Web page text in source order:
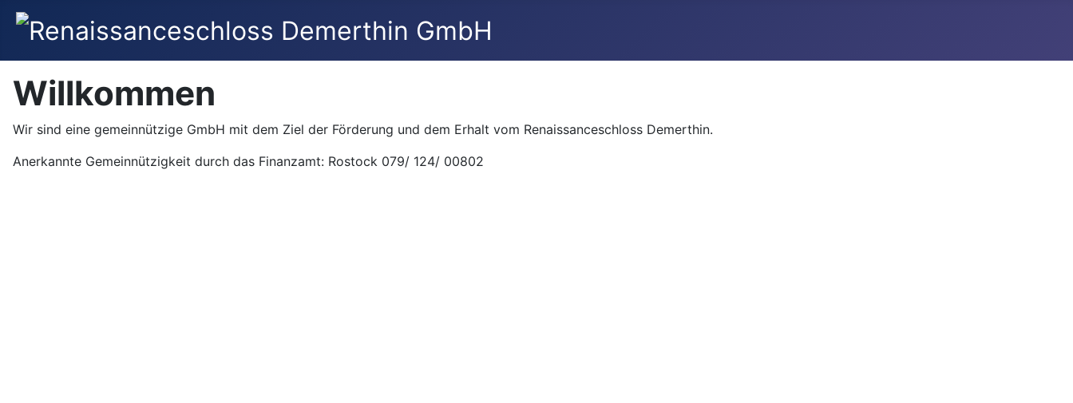
Willkommen
Wir sind eine gemeinnützige GmbH mit dem Ziel der Förderung und dem Erhalt vom Renaissanceschloss Demerthin.
Anerkannte Gemeinnützigkeit durch das Finanzamt: Rostock 079/ 124/ 00802